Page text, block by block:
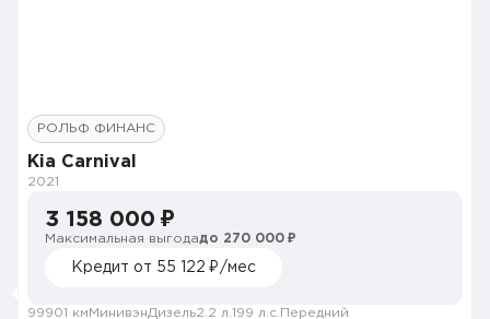
РОЛЬФ ФИНАНС
Kia Carnival
2021
3 158 000 ₽
Максимальная выгодадо 270 000 ₽
Кредит от 55 122 ₽/мес
99901 км МинивэнДизель2.2 л. 199 л.с. Передний